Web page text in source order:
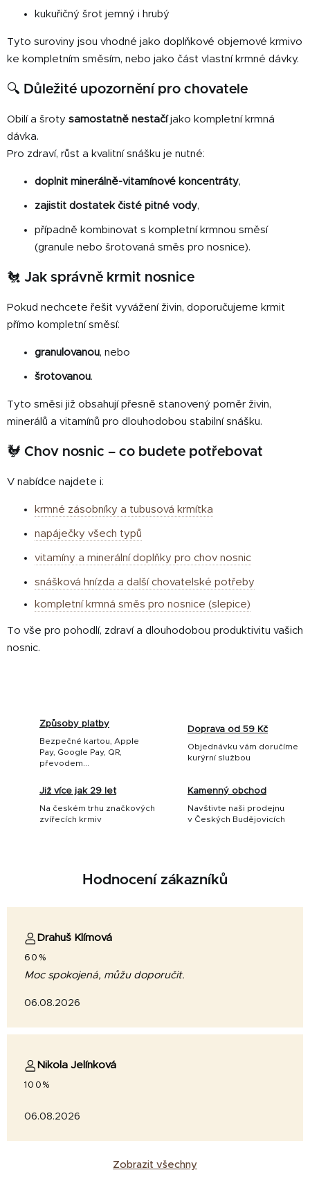
kukuřičný šrot jemný i hrubý
Tyto suroviny jsou vhodné jako doplňkové objemové krmivo
ke kompletním směsím, nebo jako část vlastní krmné dávky.
🔍 Důležité upozornění pro chovatele
Obilí a šroty samostatně nestačíjako kompletní krmná
dávka.
Pro zdraví, růst a kvalitní snášku je nutné:
doplnit minerálně-vitamínové koncentráty,
zajistit dostatek čisté pitné vody,
případně kombinovat s kompletní krmnou směsí
(granule nebo šrotovaná směs pro nosnice).
🐔 Jak správně krmit nosnice
Pokud nechcete řešit vyvážení živin, doporučujeme krmit
přímo kompletní směsí:
granulovanou, nebo
šrotovanou.
Tyto směsi již obsahují přesně stanovený poměr živin,
minerálů a vitamínů pro dlouhodobou stabilní snášku.
🐓 Chov nosnic – co budete potřebovat
V nabídce najdete i:
krmné zásobníky a tubusová krmítka
napáječky všech typů
vitamíny a minerální doplňky pro chov nosnic
snášková hnízda a další chovatelské potřeby
kompletní krmná směs pro nosnice (slepice)
To vše pro pohodlí, zdraví a dlouhodobou produktivitu vašich
nosnic.
Způsoby platby
Bezpečné kartou, Apple
Pay, Google Pay, QR,
převodem...
Doprava od 59 Kč
Objednávku vám doručíme
kurýrní službou
Již více jak 29 let
Na českém trhu značkových
zvířecích krmiv
Kamenný obchod
Navštivte naši prodejnu
v Českých Budějovicích
Hodnocení zákazníků
Drahuš Klímová
60%
Moc spokojená, můžu doporučit.
06.08.2026
Nikola Jelínková
100%
06.08.2026
Zobrazit všechny